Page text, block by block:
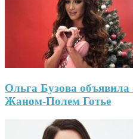
Ольга Бузова объявила
Жаном-Полем Готье